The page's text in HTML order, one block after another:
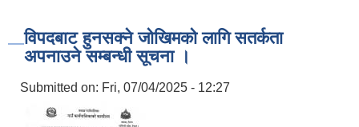
विपदबाट हुनसक्ने जोखिमको लागि सतर्कता
अपनाउने सम्बन्धी सूचना ।
Submitted on: Fri, 07/04/2025 - 12:27